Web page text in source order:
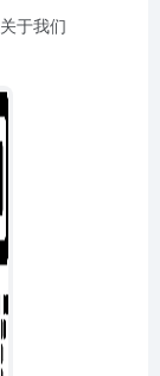
关于我们